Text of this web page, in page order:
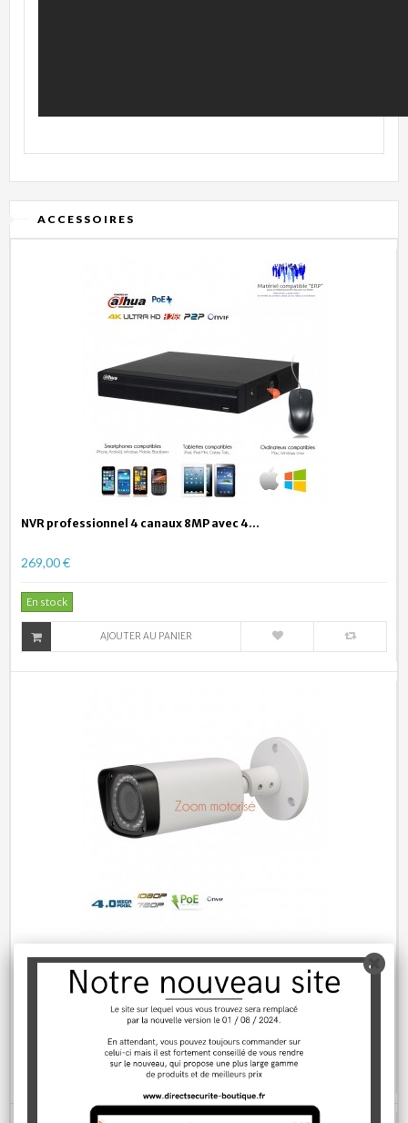
ACCESSOIRES
NVR professionnel 4 canaux 8MP avec 4...
269,00 €
En stock
AJOUTER AU PANIER
caméra de surveillance IP zoom motorisé...
AJOUTER AU PANIER